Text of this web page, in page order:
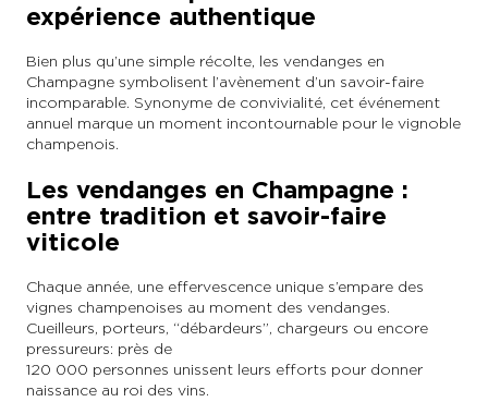
expérience authentique
Bien plus qu’une simple récolte, les vendanges en
Champagne symbolisent l’avènement d’un savoir-faire
incomparable. Synonyme de convivialité, cet événement
annuel marque un moment incontournable pour le vignoble
champenois.
Les vendanges en Champagne :
entre tradition et savoir-faire
viticole
Chaque année, une effervescence unique s’empare des
vignes champenoises au moment des vendanges.
Cueilleurs, porteurs, “débardeurs”, chargeurs ou encore
pressureurs : près de
120 000 personnes unissent leurs efforts pour donner
naissance au roi des vins.